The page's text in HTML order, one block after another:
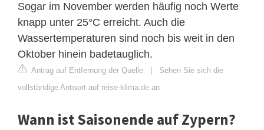
Sogar im November werden häufig noch Werte
knapp unter 25°C erreicht. Auch die
Wassertemperaturen sind noch bis weit in den
Oktober hinein badetauglich.
Antrag auf Entfernung der Quelle
Sehen Sie sich die
vollständige Antwort auf reise-klima.de an
Wann ist Saisonende auf Zypern?